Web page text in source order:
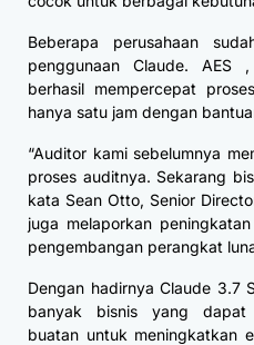
Beberapa perusahaan
penggunaan Claude. AES
berhasil mempercepat
hanya satu jam dengan
“Auditor kami sebelumnya
proses auditnya. Sekarang
kata Sean Otto, Senior
juga melaporkan
pengembangan perangkat
Dengan hadirnya Claude 3.7
banyak bisnis yang dapat
buatan untuk meningkatkan